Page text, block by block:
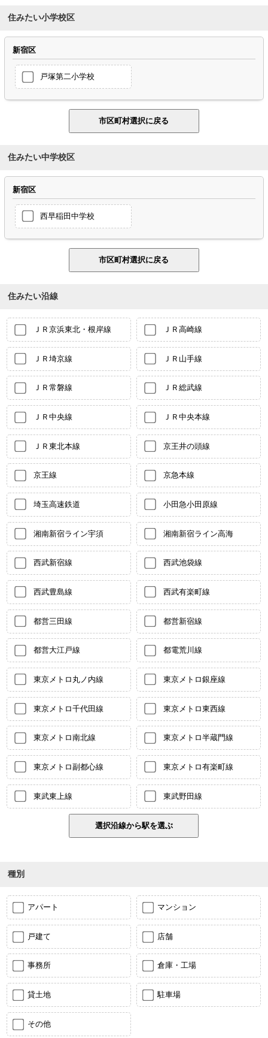
住みたい小学校区
新宿区
戸塚第二小学校
住みたい中学校区
新宿区
西早稲田中学校
住みたい沿線
ＪＲ京浜東北・根岸線 ＪＲ高崎線
ＪＲ埼京線 ＪＲ山手線
ＪＲ常磐線 ＪＲ総武線
ＪＲ中央線 ＪＲ中央本線
ＪＲ東北本線 京王井の頭線
京王線 京急本線
埼玉高速鉄道 小田急小田原線
湘南新宿ライン宇須 湘南新宿ライン高海
西武新宿線 西武池袋線
西武豊島線 西武有楽町線
都営三田線 都営新宿線
都営大江戸線 都電荒川線
東京メトロ丸ノ内線 東京メトロ銀座線
東京メトロ千代田線 東京メトロ東西線
東京メトロ南北線 東京メトロ半蔵門線
東京メトロ副都心線 東京メトロ有楽町線
東武東上線 東武野田線
種別
アパート マンション
戸建て 店舗
事務所 倉庫・工場
貸土地 駐車場
その他